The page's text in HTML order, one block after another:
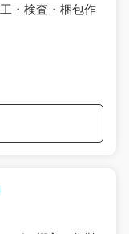
・検査・梱包作